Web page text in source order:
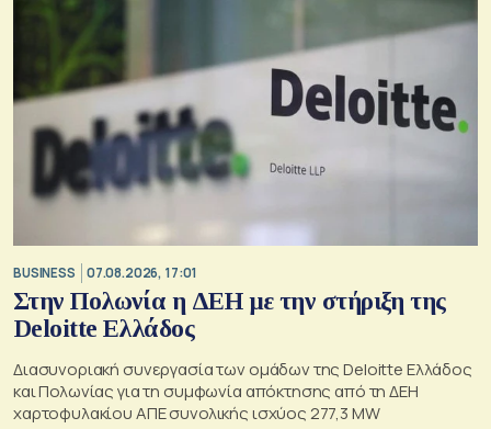
BUSINESS 07.08.2026, 17:01
Στην Πολωνία η ΔΕΗ με την στήριξη της
Deloitte Ελλάδος
Διασυνοριακή συνεργασία των ομάδων της Deloitte Ελλάδος
και Πολωνίας για τη συμφωνία απόκτησης από τη ΔΕΗ
χαρτοφυλακίου ΑΠΕ συνολικής ισχύος 277,3 MW